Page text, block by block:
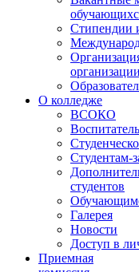
Стипендии
организации
О колледже
ВСОКО
Студентам-
студентов
Галерея
Новости
Доступ в
Приемная